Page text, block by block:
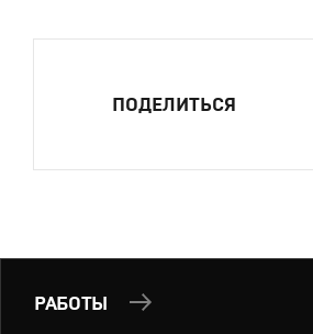
ПОДЕЛИТЬСЯ
РАБОТЫ